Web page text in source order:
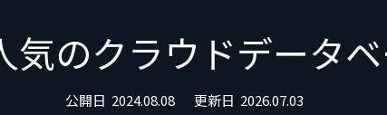
気のクラウドデータ
公開日 2024.08.08 更新日 2026.07.03